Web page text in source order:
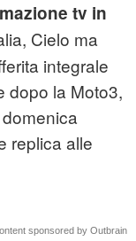
tv in
Cielo ma
integrale
dopo la Moto3,
replica alle
sponsored by Outbrain